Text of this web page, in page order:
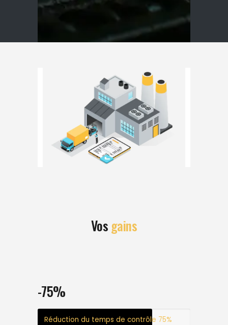
Vos gains
-75%
Réduction du temps de contrôle 75%